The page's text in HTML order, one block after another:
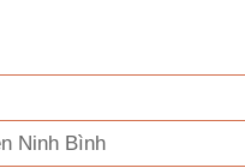
Ninh Bình